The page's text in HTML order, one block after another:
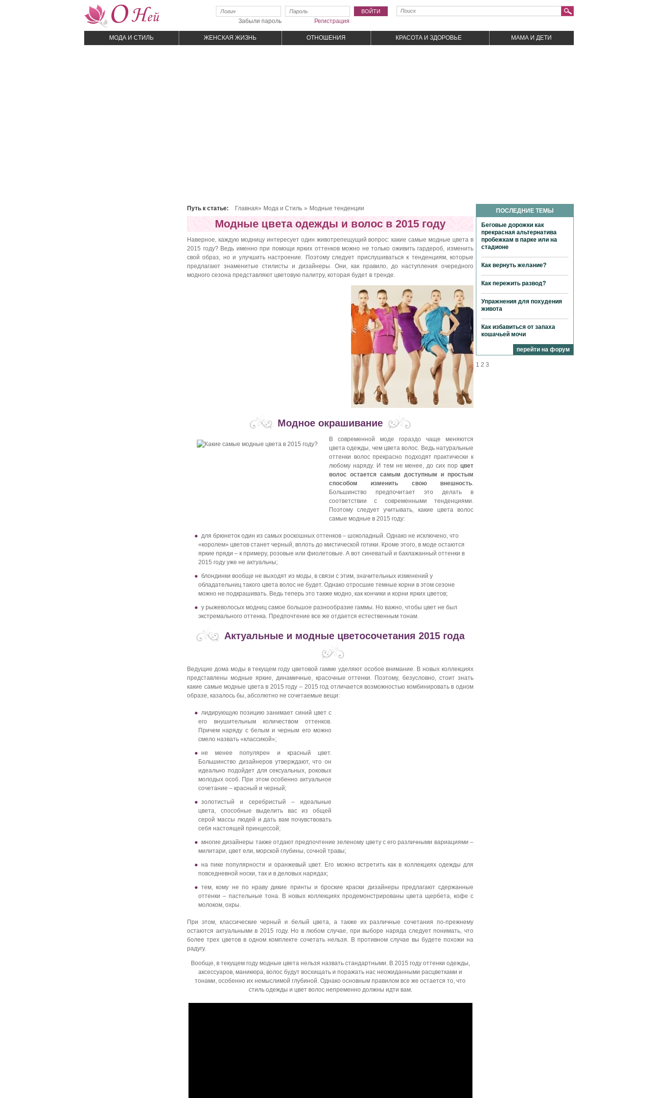
Путь к статье: Главная» Мода и Cтиль » Модные тенденции
Модные цвета одежды и волос в 2015 году
Наверное, каждую модницу интересует один животрепещущий вопрос: какие самые модные цвета в
2015 году? Ведь именно при помощи ярких оттенков можно не только оживить гардероб, изменить
свой образ, но и улучшить настроение. Поэтому следует прислушиваться к тенденциям, которые
предлагают знаменитые стилисты и дизайнеры. Они, как правило, до наступления очередного
модного сезона представляют цветовую палитру, которая будет в тренде.
Модное окрашивание
В современной моде гораздо чаще меняются
цвета одежды, чем цвета волос. Ведь натуральные
оттенки волос прекрасно подходят практически к
любому наряду. И тем не менее, до сих пор цвет
волос остается самым доступным и простым
способом изменить свою внешность.
Большинство предпочитает это делать в
соответствии с современными тенденциями.
Поэтому следует учитывать, какие цвета волос
самые модные в 2015 году:
для брюнеток один из самых роскошных оттенков – шоколадный. Однако не исключено, что
«королем» цветов станет черный, вплоть до мистической готики. Кроме этого, в моде остаются
яркие пряди – к примеру, розовые или фиолетовые. А вот синеватый и баклажанный оттенки в
2015 году уже не актуальны;
блондинки вообще не выходят из моды, в связи с этим, значительных изменений у
обладательниц такого цвета волос не будет. Однако отросшие темные корни в этом сезоне
можно не подкрашивать. Ведь теперь это также модно, как кончики и корни ярких цветов;
у рыжеволосых модниц самое большое разнообразие гаммы. Но важно, чтобы цвет не был
экстремального оттенка. Предпочтение все же отдается естественным тонам.
Актуальные и модные цветосочетания 2015 года
Ведущие дома моды в текущем году цветовой гамме уделяют особое внимание. В новых коллекциях
представлены модные яркие, динамичные, красочные оттенки. Поэтому, безусловно, стоит знать
какие самые модные цвета в 2015 году – 2015 год отличается возможностью комбинировать в одном
образе, казалось бы, абсолютно не сочетаемые вещи:
лидирующую позицию занимает синий цвет с
его внушительным количеством оттенков.
Причем наряду с белым и черным его можно
смело назвать «классикой»;
не менее популярен и красный цвет.
Большинство дизайнеров утверждают, что он
идеально подойдет для сексуальных, роковых
молодых особ. При этом особенно актуальное
сочетание – красный и черный;
золотистый и серебристый – идеальные
цвета, способные выделить вас из общей
серой массы людей и дать вам почувствовать
себя настоящей принцессой;
многие дизайнеры также отдают предпочтение зеленому цвету с его различными вариациями –
милитари, цвет ели, морской глубины, сочной травы;
на пике популярности и оранжевый цвет. Его можно встретить как в коллекциях одежды для
повседневной носки, так и в деловых нарядах;
тем, кому не по нраву дикие принты и броские краски дизайнеры предлагают сдержанные
оттенки – пастельные тона. В новых коллекциях продемонстрированы цвета щербета, кофе с
молоком, охры.
При этом, классические черный и белый цвета, а также их различные сочетания по-прежнему
остаются актуальными в 2015 году. Но в любом случае, при выборе наряда следует понимать, что
более трех цветов в одном комплекте сочетать нельзя. В противном случае вы будете похожи на
радугу.
Вообще, в текущем году модные цвета нельзя назвать стандартными. В 2015 году оттенки одежды,
аксессуаров, маникюра, волос будут восхищать и поражать нас неожиданными расцветками и
тонами, особенно их немыслимой глубиной. Однако основным правилом все же остается то, что
стиль одежды и цвет волос непременно должны идти вам.
ПОСЛЕДНИЕ ТЕМЫ
Беговые дорожки как
прекрасная альтернатива
пробежкам в парке или на
стадионе
Как вернуть желание?
Как пережить развод?
Упражнения для похудения
живота
Как избавиться от запаха
кошачьей мочи
перейти на форум
1 2 3
Забыли пароль Регистрация
МОДА И CТИЛЬ ЖЕНСКАЯ ЖИЗНЬ ОТНОШЕНИЯ КРАСОТА И ЗДОРОВЬЕ МАМА И ДЕТИ